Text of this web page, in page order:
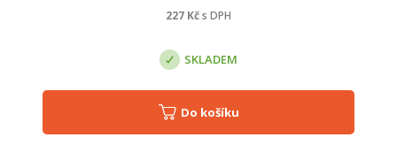
227 Kčs DPH
SKLADEM
Do košíku